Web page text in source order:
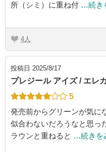
所（シミ）に重ね付 …続き
4
投稿日 2025/8/17
プレジール アイズ / エレ
5
発売前からグリーンが気に
似合わないだろうなと思っ
ラウンと重ねると …続きを